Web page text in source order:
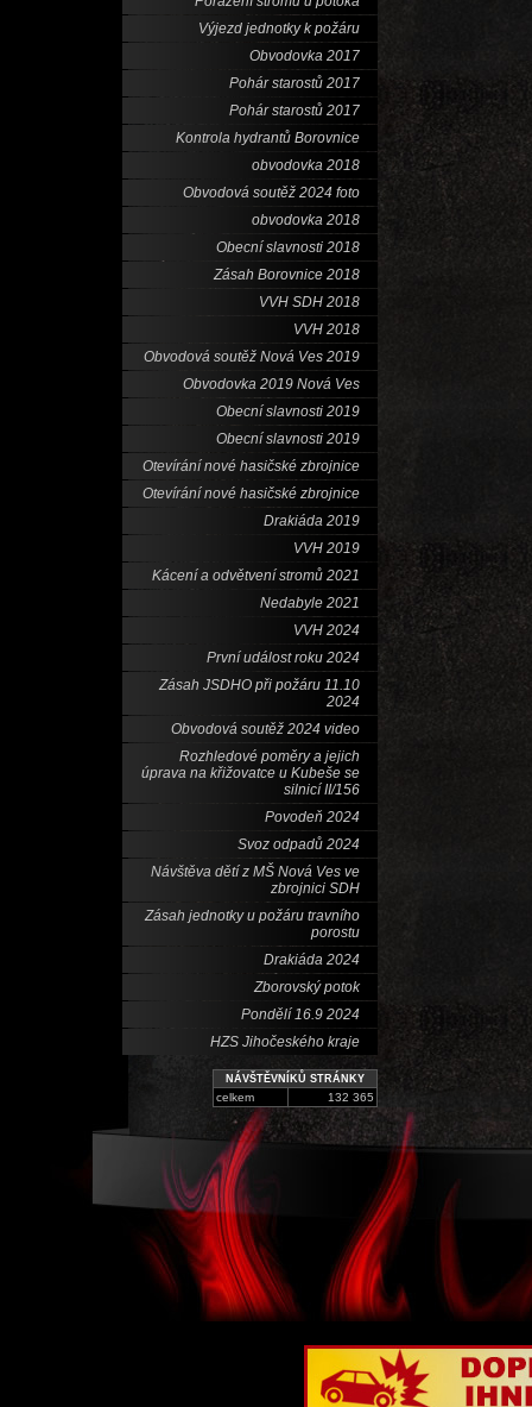
Výjezd jednotky k požáru
Obvodovka 2017
Pohár starostů 2017
Pohár starostů 2017
Kontrola hydrantů Borovnice
obvodovka 2018
Obvodová soutěž 2024 foto
obvodovka 2018
Obecní slavnosti 2018
Zásah Borovnice 2018
VVH SDH 2018
VVH 2018
Obvodová soutěž Nová Ves 2019
Obvodovka 2019 Nová Ves
Obecní slavnosti 2019
Obecní slavnosti 2019
Otevírání nové hasičské zbrojnice
Otevírání nové hasičské zbrojnice
Drakiáda 2019
VVH 2019
Kácení a odvětvení stromů 2021
Nedabyle 2021
VVH 2024
První událost roku 2024
Zásah JSDHO při požáru 11.10
2024
Obvodová soutěž 2024 video
Rozhledové poměry a jejich
úprava na křižovatce u Kubeše se
silnicí II/156
Povodeň 2024
Svoz odpadů 2024
Návštěva dětí z MŠ Nová Ves ve
zbrojnici SDH
Zásah jednotky u požáru travního
porostu
Drakiáda 2024
Zborovský potok
Pondělí 16.9 2024
HZS Jihočeského kraje
NÁVŠTĚVNÍKŮ STRÁNKY
celkem 132 365